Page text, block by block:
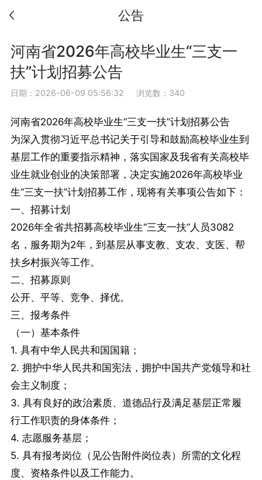
公告
河南省2026年高校毕业生“三支一
扶”计划招募公告
日期：2026-06-09 05:56:32浏览数：340
河南省2026年高校毕业生“三支一扶”计划招募公告
为深入贯彻习近平总书记关于引导和鼓励高校毕业生到
基层工作的重要指示精神，落实国家及我省有关高校毕
业生就业创业的决策部署，决定实施2026年高校毕业
生“三支一扶”计划招募工作，现将有关事项公告如下：
一、招募计划
2026年全省共招募高校毕业生“三支一扶”人员3082
名，服务期为2年，到基层从事支教、支农、支医、帮
扶乡村振兴等工作。
二、招募原则
公开、平等、竞争、择优。
三、报考条件
（一）基本条件
1. 具有中华人民共和国国籍；
2. 拥护中华人民共和国宪法，拥护中国共产党领导和社
会主义制度；
3. 具有良好的政治素质、道德品行及满足基层正常履
行工作职责的身体条件；
4. 志愿服务基层；
5. 具有报考岗位（见公告附件岗位表）所需的文化程
度、资格条件以及工作能力。